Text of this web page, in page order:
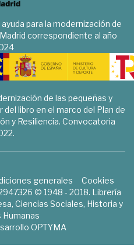
para la modernización de
correspondiente al año
de las pequeñas y
libro en el marco del Plan de
y Resiliencia. Convocatoria
generales
Cookies
© 1948 - 2018. Librería
Ciencias Sociales, Historia y
Humanas
OPTYMA